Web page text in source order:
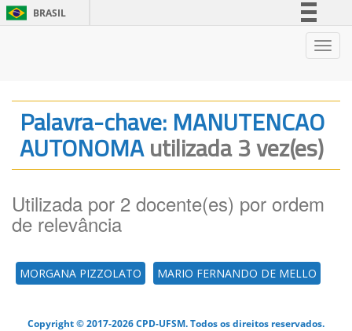
BRASIL
Legislação
Canais
Palavra-chave: MANUTENCAO
AUTONOMAutilizada 3 vez(es)
Utilizada por 2 docente(es) por ordem
de relevância
MORGANA PIZZOLATO MARIO FERNANDO DE MELLO
Copyright © 2017-2026 CPD-UFSM. Todos os direitos reservados.